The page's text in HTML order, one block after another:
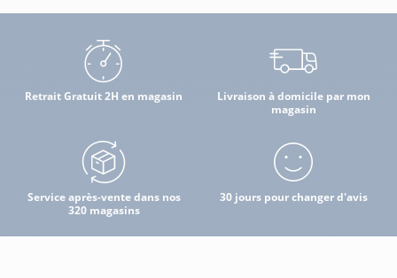
Retrait Gratuit 2H en magasin
Livraison à domicile par mon
magasin
Service après-vente dans nos
320 magasins
30 jours pour changer d'avis